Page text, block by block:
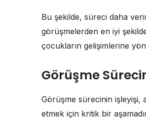
Bu şekilde, süreci daha
görüşmelerden en iyi
çocukların gelişimlerine
Görüşme
Görüşme sürecinin işleyişi,
etmek için kritik bir